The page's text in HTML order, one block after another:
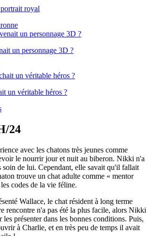
royal
un personnage 3D ?
un véritable héros ?
24
avec les chatons très jeunes comme
le nourrir jour et nuit au biberon. Nikki n'a
soin de lui. Cependant, elle savait qu'il fallait
trouve un chat adulte comme « mentor
codes de la vie féline.
Wallace, le chat résident à long terme
rencontre n'a pas été la plus facile, alors Nikki
les présenter dans les bonnes conditions. Puis,
à Charlie, et en très peu de temps il avait